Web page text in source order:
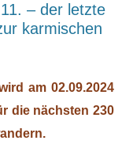
– der letzte
karmischen
am 02.09.2024
die nächsten 230